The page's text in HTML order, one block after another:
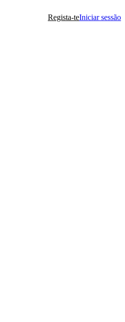
Regista-teIniciar sessão